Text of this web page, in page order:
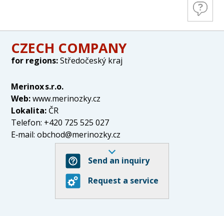
CZECH COMPANY
for regions:Středočeský kraj
Merinox s.r.o.
Web: www.merinozky.cz
Lokalita: ČR
Telefon: +420 725 525 027
E‑mail:obchod@merinozky.cz
Merinox s.r.o. provozuje specializovaný e‑shop s
merino vlny– předevšímponožky
také oblečení, spodní prádlo a doplňky (čepice, šály,
rukavice). Pro muže, ženy i děti.
Merino vlna přirozeně reguluje teplotu – v zimě
Send an inquiry
Request a service